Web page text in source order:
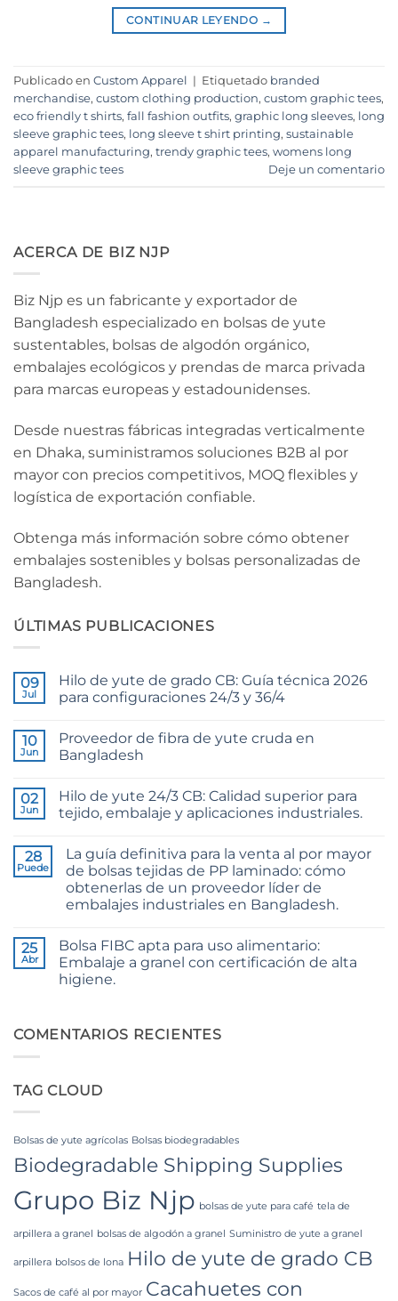
CONTINUAR LEYENDO →
Publicado en Custom Apparel | Etiquetado branded
merchandise, custom clothing production, custom graphic tees,
eco friendly t shirts, fall fashion outfits, graphic long sleeves, long
sleeve graphic tees, long sleeve t shirt printing, sustainable
apparel manufacturing, trendy graphic tees, womens long
sleeve graphic tees
Deje un comentario
ACERCA DE BIZ NJP
Biz Njp es un fabricante y exportador de
Bangladesh especializado en bolsas de yute
sustentables, bolsas de algodón orgánico,
embalajes ecológicos y prendas de marca privada
para marcas europeas y estadounidenses.
Desde nuestras fábricas integradas verticalmente
en Dhaka, suministramos soluciones B2B al por
mayor con precios competitivos, MOQ flexibles y
logística de exportación confiable.
Obtenga más información sobre cómo obtener
embalajes sostenibles y bolsas personalizadas de
Bangladesh.
ÚLTIMAS PUBLICACIONES
09
Jul
Hilo de yute de grado CB: Guía técnica 2026
para configuraciones 24/3 y 36/4
comentarios
en
CB
Yarn:
The
Technical
24/3
and
36/4
Configurations
10
Jun
Proveedor de fibra de yute cruda en
Bangladesh
comentarios
en
Raw
Supplier
Bangladesh
02
Jun
Hilo de yute 24/3 CB: Calidad superior para
tejido, embalaje y aplicaciones industriales.
comentarios
en
24/3
CB
Grade
Jute
Quality
for
Weaving,
Packaging
28
Puede
La guía definitiva para la venta al por mayor
de bolsas tejidas de PP laminado: cómo
obtenerlas de un proveedor líder de
embalajes industriales en Bangladesh.
comentarios
en
The
Ultimate
Guide
PP
Woven
from
a
Supplier
Bangladesh
25
Abr
Bolsa FIBC apta para uso alimentario:
Embalaje a granel con certificación de alta
higiene.
en
Food
Certified
Packaging
COMENTARIOS RECIENTES
TAG CLOUD
Bolsas de yute agrícolas Bolsas biodegradables
Biodegradable Shipping Supplies
Grupo Biz Njp bolsas de yute para café tela de
arpillera a granel bolsas de algodón a granel Suministro de yute a granel
arpillera bolsos de lona Hilo de yute de grado CB
Sacos de café al por mayor Cacahuetes con